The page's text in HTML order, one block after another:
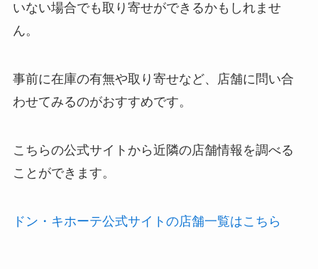
いない場合でも取り寄せができるかもしれませ
ん。
事前に在庫の有無や取り寄せなど、店舗に問い合
わせてみるのがおすすめです。
こちらの公式サイトから近隣の店舗情報を調べる
ことができます。
ドン・キホーテ公式サイトの店舗一覧はこちら